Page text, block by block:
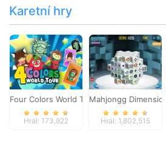
Karetní hry
Four Colors World Tour
Hrál: 173,922
Mahjongg
Hrál: 1,802,515